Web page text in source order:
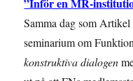
”Inför en MR-
Samma dag som
seminarium om
konstruktiva dialogen